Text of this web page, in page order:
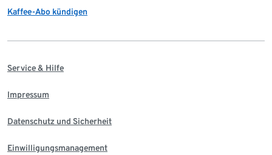
Kaffee-Abo kündigen
Service & Hilfe
Impressum
Datenschutz und Sicherheit
Einwilligungsmanagement